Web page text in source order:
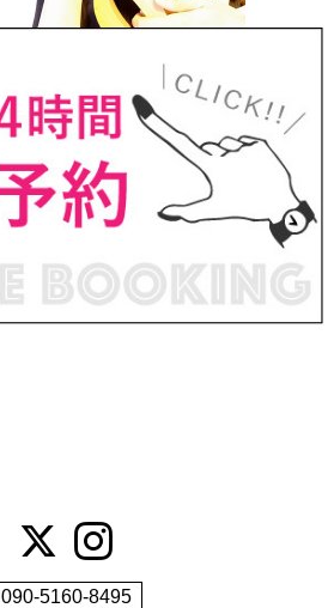
090-5160-8495